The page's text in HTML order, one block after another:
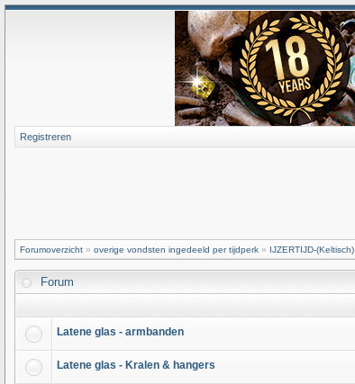
Registreren
Forumoverzicht » overige vondsten ingedeeld per tijdperk » IJZERTIJD-(Keltisch)
Forum
Latene glas - armbanden
Latene glas - Kralen & hangers